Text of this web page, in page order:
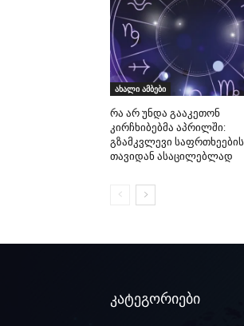
ახალი ამბები
რა არ უნდა გააკეთონ
კირჩხიბებმა აპრილში:
გზამკვლევი საფრთხეების
თავიდან ასაცილებლად
კატეგორიები